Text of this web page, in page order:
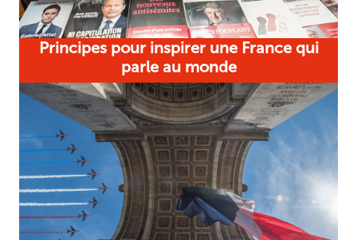
Principes pour inspirer une France qui
parle au monde